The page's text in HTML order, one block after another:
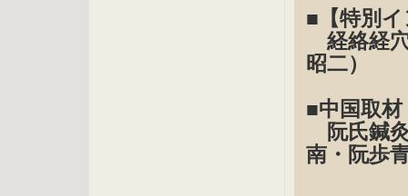
■【特別
経絡経
昭二）
■中国取
阮氏鍼
南・阮歩